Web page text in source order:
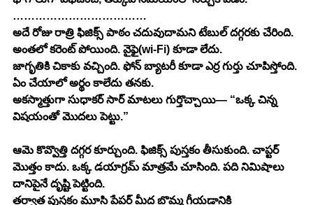
………………………………
అదే రోజు రాత్రి ఫిజిక్స్ పాఠం చదువుదామని టేబుల్ దగ్గరకు చేరింది.
అంతలో కరెంట్ పోయింది. వైఫై(wi-Fi) కూడా లేదు.
జాగృతికి చికాకు వచ్చింది. ఫోన్ బ్యాటరీ కూడా ఎర్ర గుర్తు చూపిస్తోంది.
ఏం చేయాలో అర్థం కాలేదు తనకు.
అకస్మాత్తుగా సుధాకర్ సార్ మాటలు గుర్తొచ్చాయి— “ఒక్క చిన్న
విషయంతో మొదలు పెట్టు.”
ఆమె కొవ్వొత్తి దగ్గర కూర్చుంది. ఫిజిక్స్ పుస్తకం తీసుకుంది. చాప్టర్
మొత్తం కాదు. ఒక్క డయాగ్రమ్ మాత్రమే చూసింది. పది నిమిషాలు
దానిపైనే దృష్టి పెట్టింది.
తర్వాత పుస్తకం మూసి పేపర్ మీద బొమ్మ గీయడానికి